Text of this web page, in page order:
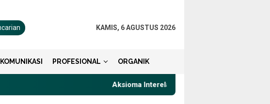
KAMIS, 6 AGUSTUS 2026
KOMUNIKASI PROFESIONAL ORGANIK
Aksioma Interelasi, Belajar Privat Gaya